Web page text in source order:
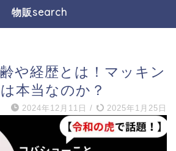
物販search
や経歴とは！マッキン
本当なのか？
2024年12月11日 / 2025年1月25日